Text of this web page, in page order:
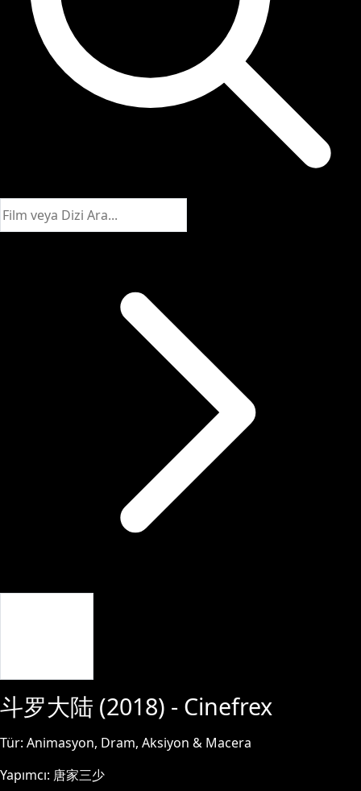
斗罗大陆 (2018) - Cinefrex
Tür: Animasyon, Dram, Aksiyon & Macera
Yapımcı: 唐家三少